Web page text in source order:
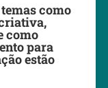
como
como
para
estão